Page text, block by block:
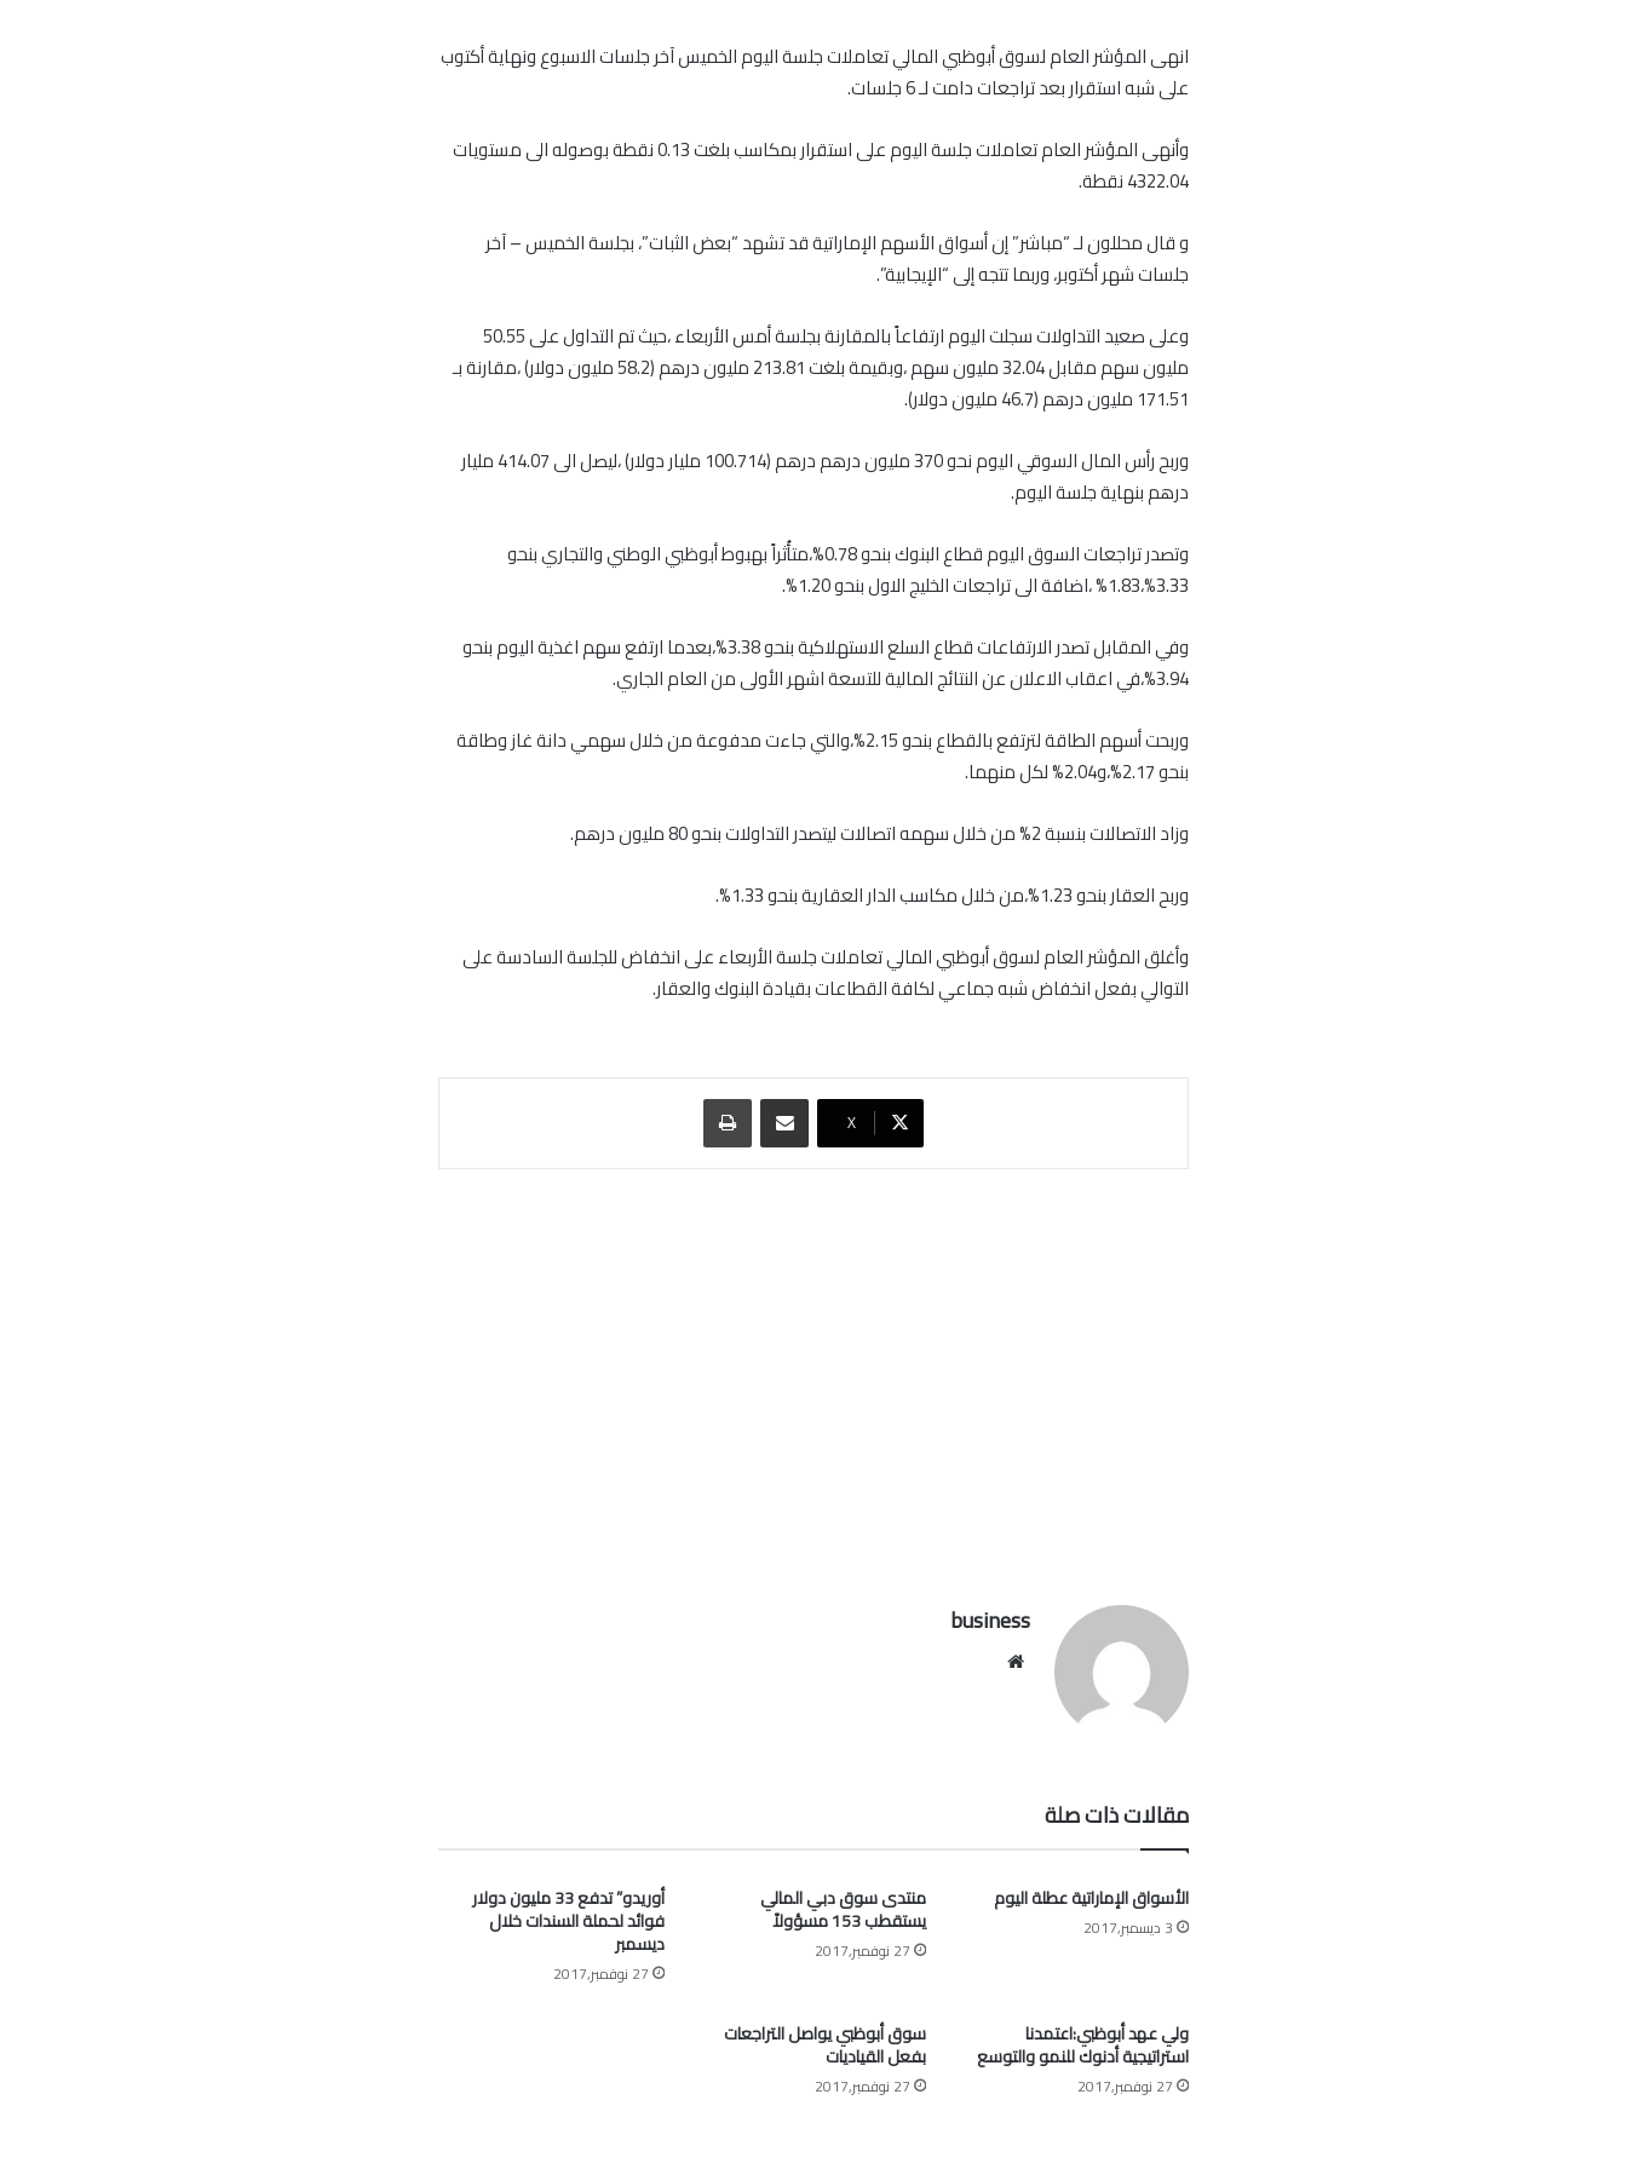
انهى المؤشر العام لسوق أبوظبي المالي تعاملات جلسة اليوم الخميس آخر جلسات الاسبوع ونهاية أكتوب
على شبه استقرار بعد تراجعات دامت لـ 6 جلسات.
وأنهى المؤشر العام تعاملات جلسة اليوم على استقرار بمكاسب بلغت 0.13 نقطة بوصوله الى مستويات
4322.04 نقطة.
و قال محللون لـ “مباشر” إن أسواق الأسهم الإماراتية قد تشهد “بعض الثبات”، بجلسة الخميس – آخر
جلسات شهر أكتوبر، وربما تتجه إلى “الإيجابية”.
وعلى صعيد التداولات سجلت اليوم ارتفاعاً بالمقارنة بجلسة أمس الأربعاء ،حيث تم التداول على 50.55
مليون سهم مقابل 32.04 مليون سهم ،وبقيمة بلغت 213.81 مليون درهم (58.2 مليون دولار) ،مقارنة بـ
171.51 مليون درهم (46.7 مليون دولار).
وربح رأس المال السوقي اليوم نحو 370 مليون درهم درهم (100.714 مليار دولار) ،ليصل الى 414.07 مليار
درهم بنهاية جلسة اليوم.
وتصدر تراجعات السوق اليوم قطاع البنوك بنحو 0.78%،متأُثراً بهبوط أبوظبي الوطني والتجاري بنحو
3.33%،1.83% ،اضافة الى تراجعات الخليج الاول بنحو 1.20%.
وفي المقابل تصدر الارتفاعات قطاع السلع الاستهلاكية بنحو 3.38%،بعدما ارتفع سهم اغذية اليوم بنحو
3.94%،في اعقاب الاعلان عن النتائج المالية للتسعة اشهر الأولى من العام الجاري.
وربحت أسهم الطاقة لترتفع بالقطاع بنحو 2.15%،والتي جاءت مدفوعة من خلال سهمي دانة غاز وطاقة
بنحو 2.17%،و2.04% لكل منهما.
وزاد الاتصالات بنسبة 2% من خلال سهمه اتصالات ليتصدر التداولات بنحو 80 مليون درهم.
وربح العقار بنحو 1.23%،من خلال مكاسب الدار العقارية بنحو 1.33%.
وأغلق المؤشر العام لسوق أبوظبي المالي تعاملات جلسة الأربعاء على انخفاض للجلسة السادسة على
التوالي بفعل انخفاض شبه جماعي لكافة القطاعات بقيادة البنوك والعقار.
‫X
مشاركة عبر البريد طباعة
business
مقالات ذات صلة
الأسواق الإماراتية عطلة اليوم
3 ديسمبر,2017
منتدى سوق دبي المالي
يستقطب 153 مسؤولاً
27 نوفمبر,2017
أوريدو” تدفع 33 مليون دولار
فوائد لحملة السندات خلال
ديسمبر
27 نوفمبر,2017
ولي عهد أبوظبي:اعتمدنا
استراتيجية أدنوك للنمو والتوسع
27 نوفمبر,2017
سوق أبوظبي يواصل التراجعات
بفعل القياديات
27 نوفمبر,2017